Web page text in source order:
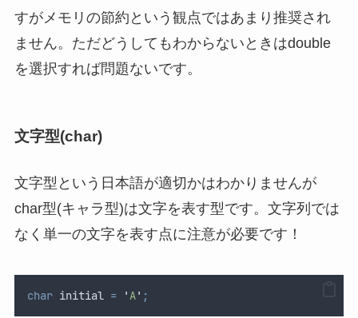
すがメモリの節約という観点ではあまり推奨され
ません。ただどうしてもわからないときはdouble
を選択すれば問題ないです。
文字型(char)
文字型という日本語が適切かはわかりませんが
char型(キャラ型)は文字を表す型です。文字列では
なく単一の文字を表す点に注意が必要です！
char initial = ' A' ;